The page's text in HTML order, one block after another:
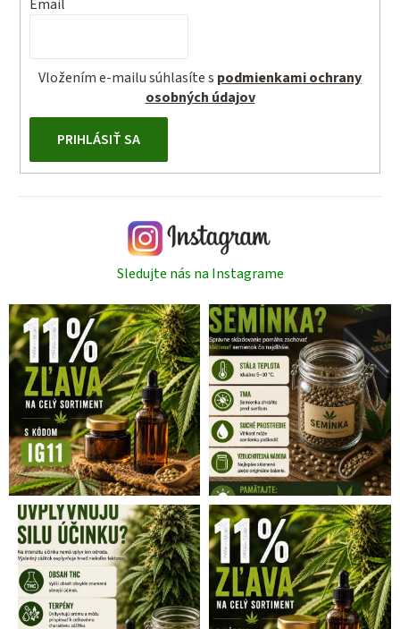
Email
Vložením e-mailu súhlasíte s podmienkami ochrany
osobných údajov
PRIHLÁSIŤ SA
Sledujte nás na Instagrame